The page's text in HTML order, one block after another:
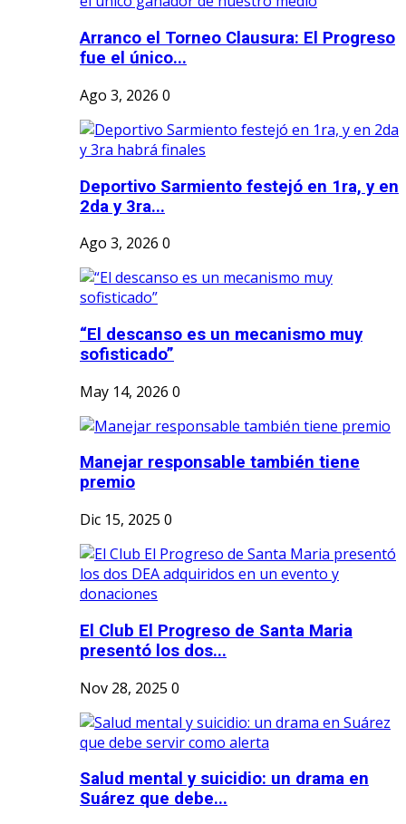
Arranco el Torneo Clausura: El Progreso
fue el único...
Ago 3, 2026 0
Deportivo Sarmiento festejó en 1ra, y en
2da y 3ra...
Ago 3, 2026 0
“El descanso es un mecanismo muy
sofisticado”
May 14, 2026 0
Manejar responsable también tiene
premio
Dic 15, 2025 0
El Club El Progreso de Santa Maria
presentó los dos...
Nov 28, 2025 0
Salud mental y suicidio: un drama en
Suárez que debe...